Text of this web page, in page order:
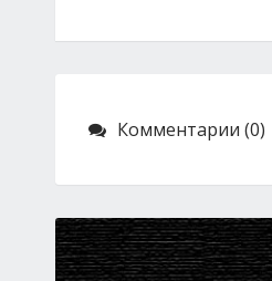
Комментарии (0)